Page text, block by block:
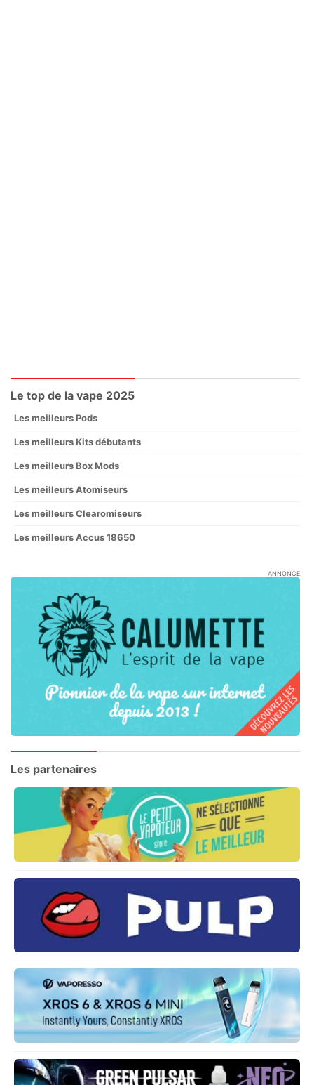
Le top de la vape 2025
Les meilleurs Pods
Les meilleurs Kits débutants
Les meilleurs Box Mods
Les meilleurs Atomiseurs
Les meilleurs Clearomiseurs
Les meilleurs Accus 18650
ANNONCE
Les partenaires